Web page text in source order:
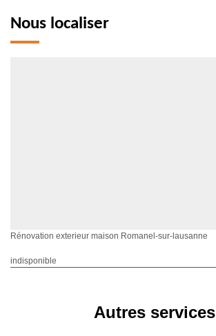
Nous localiser
Rénovation exterieur maison Romanel-sur-lausanne
indisponible
Autres services